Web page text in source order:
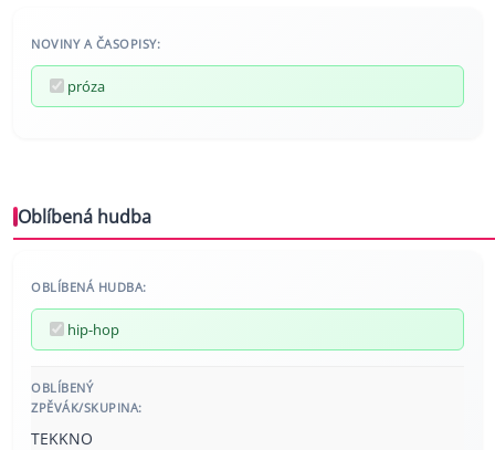
NOVINY A ČASOPISY:
próza
Oblíbená hudba
OBLÍBENÁ HUDBA:
hip-hop
OBLÍBENÝ
ZPĚVÁK/SKUPINA:
TEKKNO